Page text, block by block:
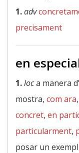
1.adv
precisament
en
1.loca manera
mostra, com ara,
concret, en
particularment,
posar un